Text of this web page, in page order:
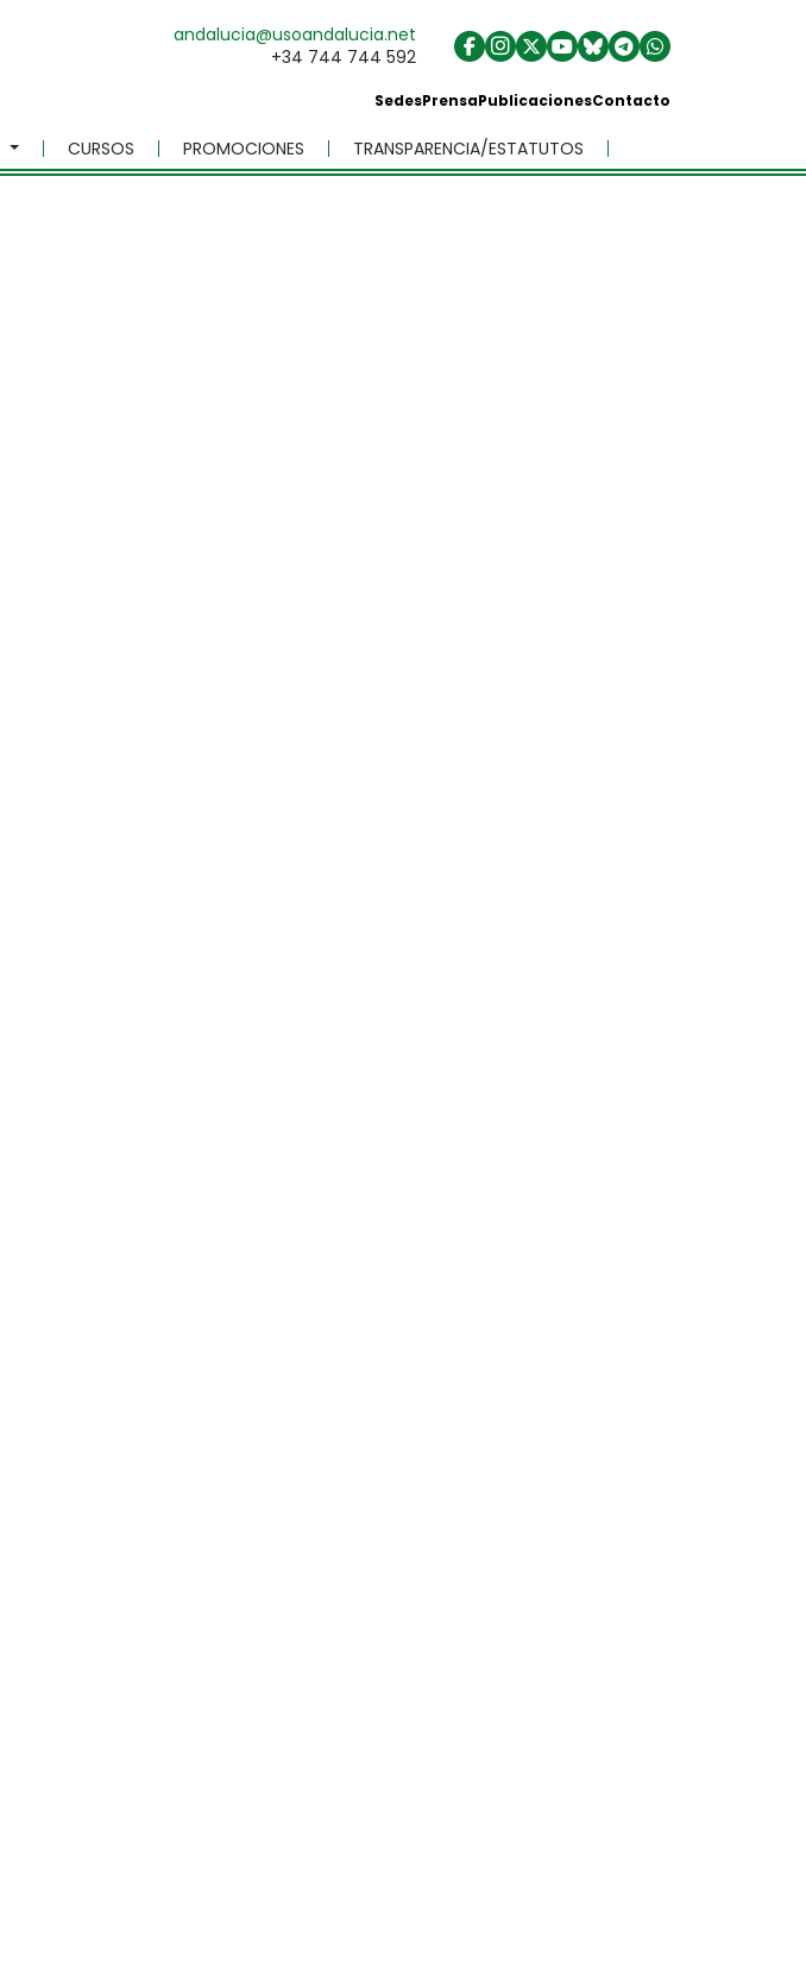
andalucia@usoandalucia.net
+34 744 744 592
SedesPrensaPublicacionesContacto
CURSOS PROMOCIONES TRANSPARENCIA/ESTATUTOS